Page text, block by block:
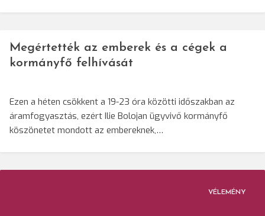
Megértették az emberek és a cégek a
kormányfő felhívását
Ezen a héten csökkent a 19-23 óra közötti időszakban az
áramfogyasztás, ezért Ilie Bolojan ügyvivő kormányfő
köszönetet mondott az embereknek,…
VÉLEMÉNY